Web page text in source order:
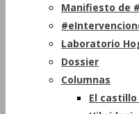
Manifiesto de
Laboratorio
Dossier
Columnas
El